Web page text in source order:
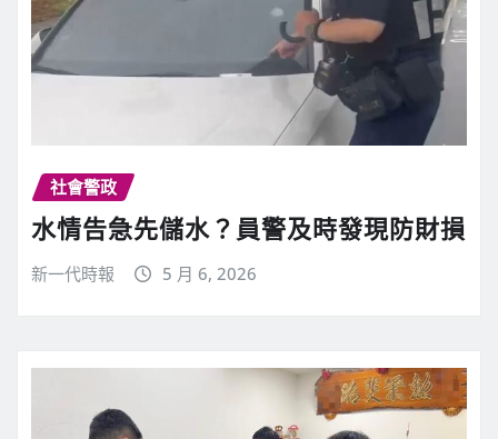
社會警政
水情告急先儲水？員警及時發現防財損
新一代時報 5 月 6, 2026